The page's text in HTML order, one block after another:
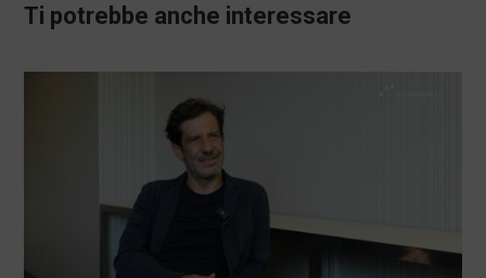
Ti potrebbe anche interessare